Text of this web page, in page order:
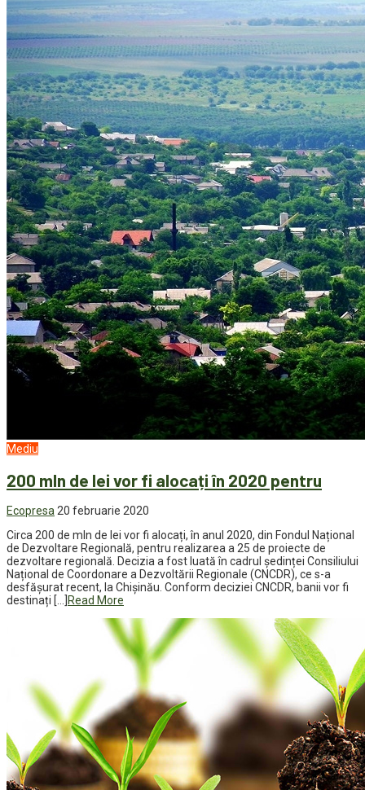
Mediu
200 mln de lei vor fi alocați în 2020 pentru
Ecopresa 20 februarie 2020
Circa 200 de mln de lei vor fi alocați, în anul 2020, din Fondul Național
de Dezvoltare Regională, pentru realizarea a 25 de proiecte de
dezvoltare regională. Decizia a fost luată în cadrul ședinței Consiliului
Național de Coordonare a Dezvoltării Regionale (CNCDR), ce s-a
desfășurat recent, la Chișinău. Conform deciziei CNCDR, banii vor fi
destinați […]
Read More